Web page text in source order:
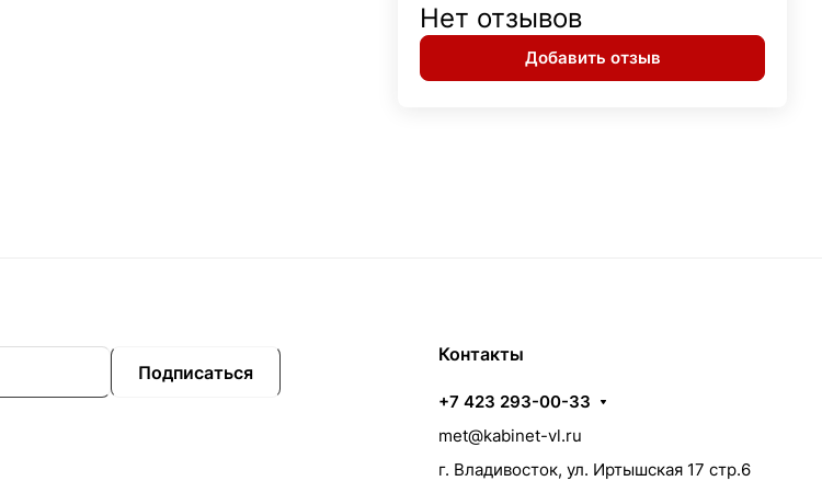
Нет отзывов
Добавить отзыв
Подписаться
Контакты
+7 423 293-00-33
met@kabinet-vl.ru
г. Владивосток, ул. Иртышская 17 стр.6